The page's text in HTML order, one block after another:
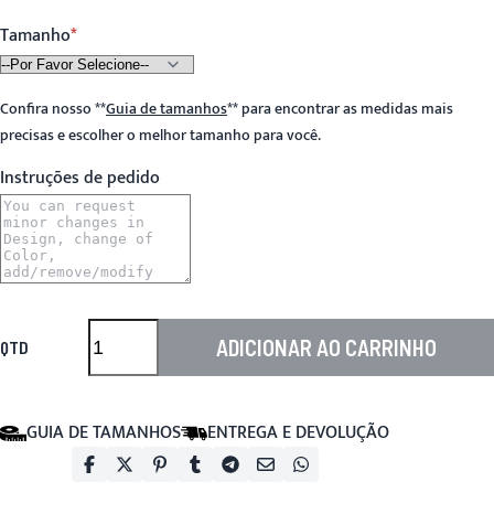
Tamanho
Confira nosso**Guia de tamanhos**para encontrar as medidas mais
precisas e escolher o melhor tamanho para você.
Instruções de pedido
QTD ADICIONAR AO CARRINHO
GUIA DE TAMANHOS ENTREGA E DEVOLUÇÃO